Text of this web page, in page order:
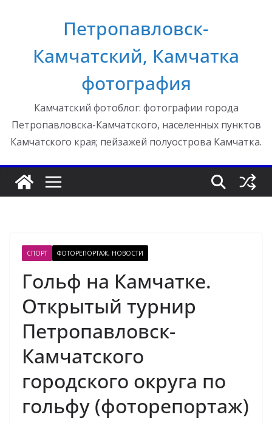
Петропавловск-
Камчатский, Камчатка
фотография
Камчатский фотоблог: фотографии города
Петропавловска-Камчатского, населенных пунктов
Камчатского края; пейзажей полуострова Камчатка.
СПОРТ ФОТОРЕПОРТАЖ, НОВОСТИ
Гольф на Камчатке.
Открытый турнир
Петропавловск-
Камчатского
городского округа по
гольфу (фоторепортаж)